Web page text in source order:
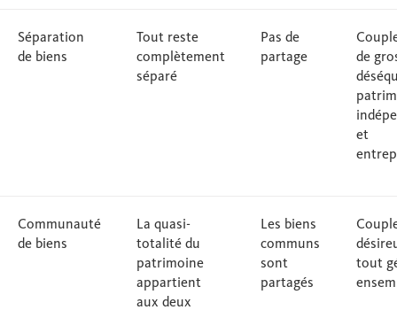
Séparation
de biens
Tout reste
complètement
séparé
Pas de
partage
de
et
Communauté
de biens
La quasi-
totalité du
patrimoine
appartient
aux deux
Les biens
communs
sont
partagés
tout